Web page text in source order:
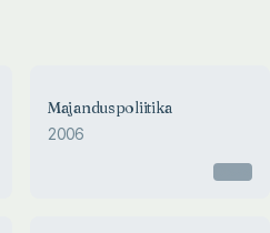
Majanduspoliitika
2006